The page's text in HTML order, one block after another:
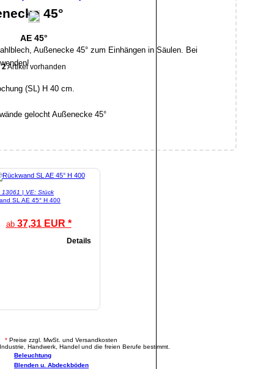
AE 45°
2Artikel vorhanden
45°
Außenecke 45° zum Einhängen in Säulen. Bei
(SL) H 40 cm.
13061 | VE: Stück
SL AE 45° H 400
ab 37,31 EUR *
Details
* Preise zzgl. MwSt. und Versandkosten
Handwerk, Handel und die freien Berufe bestimmt.
Beleuchtung
Blenden u. Abdeckböden